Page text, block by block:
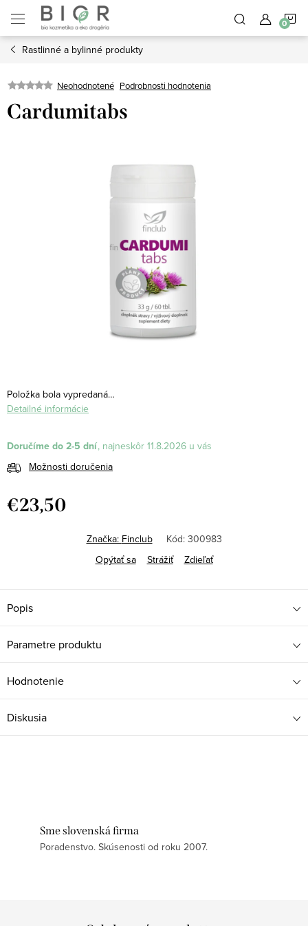
obsah
Rastlinné a bylinné produkty
Neohodnotené Podrobnosti hodnotenia
Cardumitabs
Položka bola vypredaná…
Detailné informácie
Doručíme do 2-5 dní
11.8.2026
Možnosti doručenia
€23,50
Značka: Finclub Kód: 300983
Opýtať sa
Strážiť Zdieľať
Popis
Parametre produktu
Hodnotenie
Diskusia
Sme slovenská firma
Poradenstvo. Skúsenosti od roku 2007.